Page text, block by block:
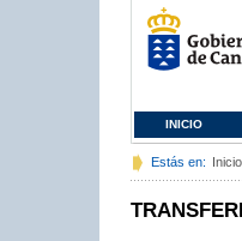
INICIO
Estás en: Inicio